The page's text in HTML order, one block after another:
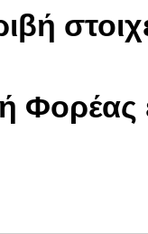
Φορέας